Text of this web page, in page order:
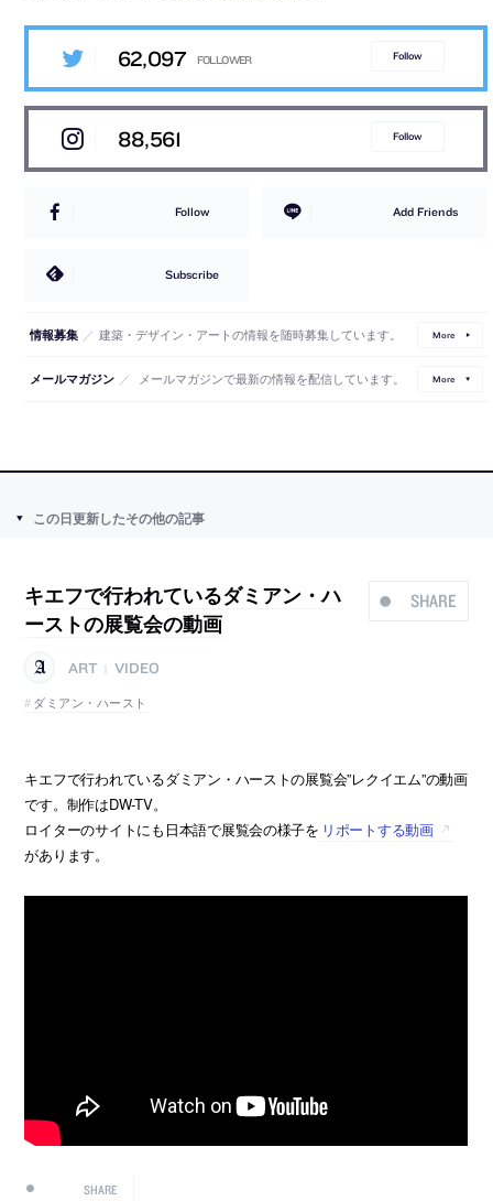
62,097 Follow
88,561 Follow
Follow Add Friends
Subscribe
情報募集 ／ 建築・デザイン・アートの情報を随時募集しています。 More
メールマガジン ／ メールマガジンで最新の情報を配信しています。 More
この日更新したその他の記事
SHARE
キエフで行われているダミアン・ハ
ーストの展覧会の動画
ART
VIDEO
ダミアン・ハースト
キエフで行われているダミアン・ハーストの展覧会”レクイエム”の動画
です。制作はDW-TV。
ロイターのサイトにも日本語で展覧会の様子を リポートする動画
があります。
SHARE